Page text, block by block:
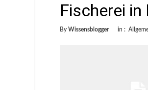
Fischerei
By Wissensblogger in :